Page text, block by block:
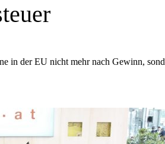
der EU nicht mehr nach Gewinn,